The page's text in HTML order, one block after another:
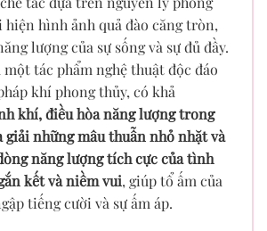
hiện hình ảnh quả đào căng tròn,
lượng của sự sống và sự đủ đầy.
tác phẩm nghệ thuật độc đáo
khí phong thủy, có khả
khí, điều hòa năng lượng trong
giải những mâu thuẫn nhỏ nhặt và
năng lượng tích cực của tình
kết và niềm vui, giúp tổ ấm của
tiếng cười và sự ấm áp.